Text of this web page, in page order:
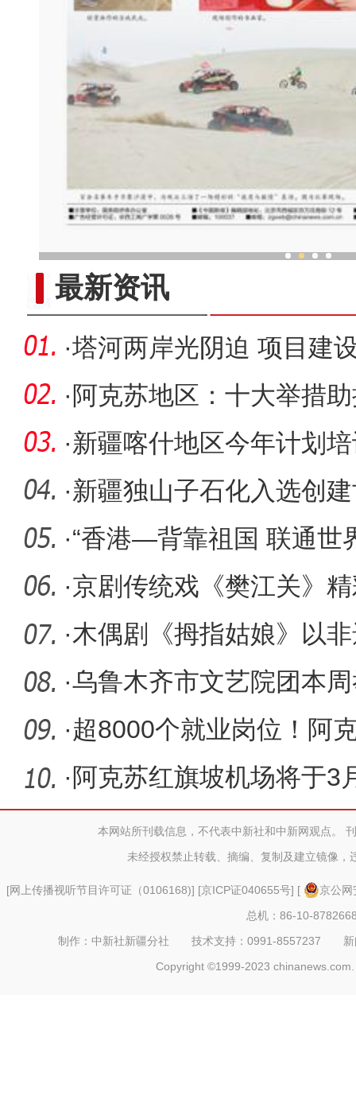
最新资讯
·塔河两岸光阴迫 项目建
· 阿克苏地区：十大举措
·新疆喀什地区今年计划
次 新增
·新疆独山子石化入选创
示范企业
·“香港—背靠祖国 联通世
·京剧传统戏《樊江关》
·木偶剧《拇指姑娘》以
话
·乌鲁木齐市文艺院团本
·超8000个就业岗位！阿
模招聘会
· 阿克苏红旗坡机场将于3
疆外航线
本网站所刊载信息，不代表中新社和中新网观点。
未经授权禁止转载、摘编、复制及建立镜像，
[网上传播视听节目许可证（0106168)] [京ICP证040655号] [
京公
总机：86-10-
制作：中新社新疆分社 技术支持：0991-8557237
Copyright ©1999-2023